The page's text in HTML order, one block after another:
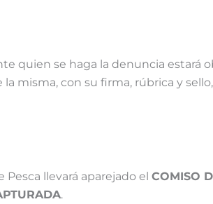
quien se haga la denuncia estará
la misma, con su firma, rúbrica y
Pesca llevará aparejado el COMISO
.